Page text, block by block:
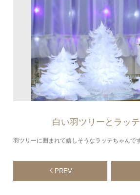
白い羽ツリーとラッ
羽ツリーに囲まれて嬉しそうなラッテちゃんです
PREV